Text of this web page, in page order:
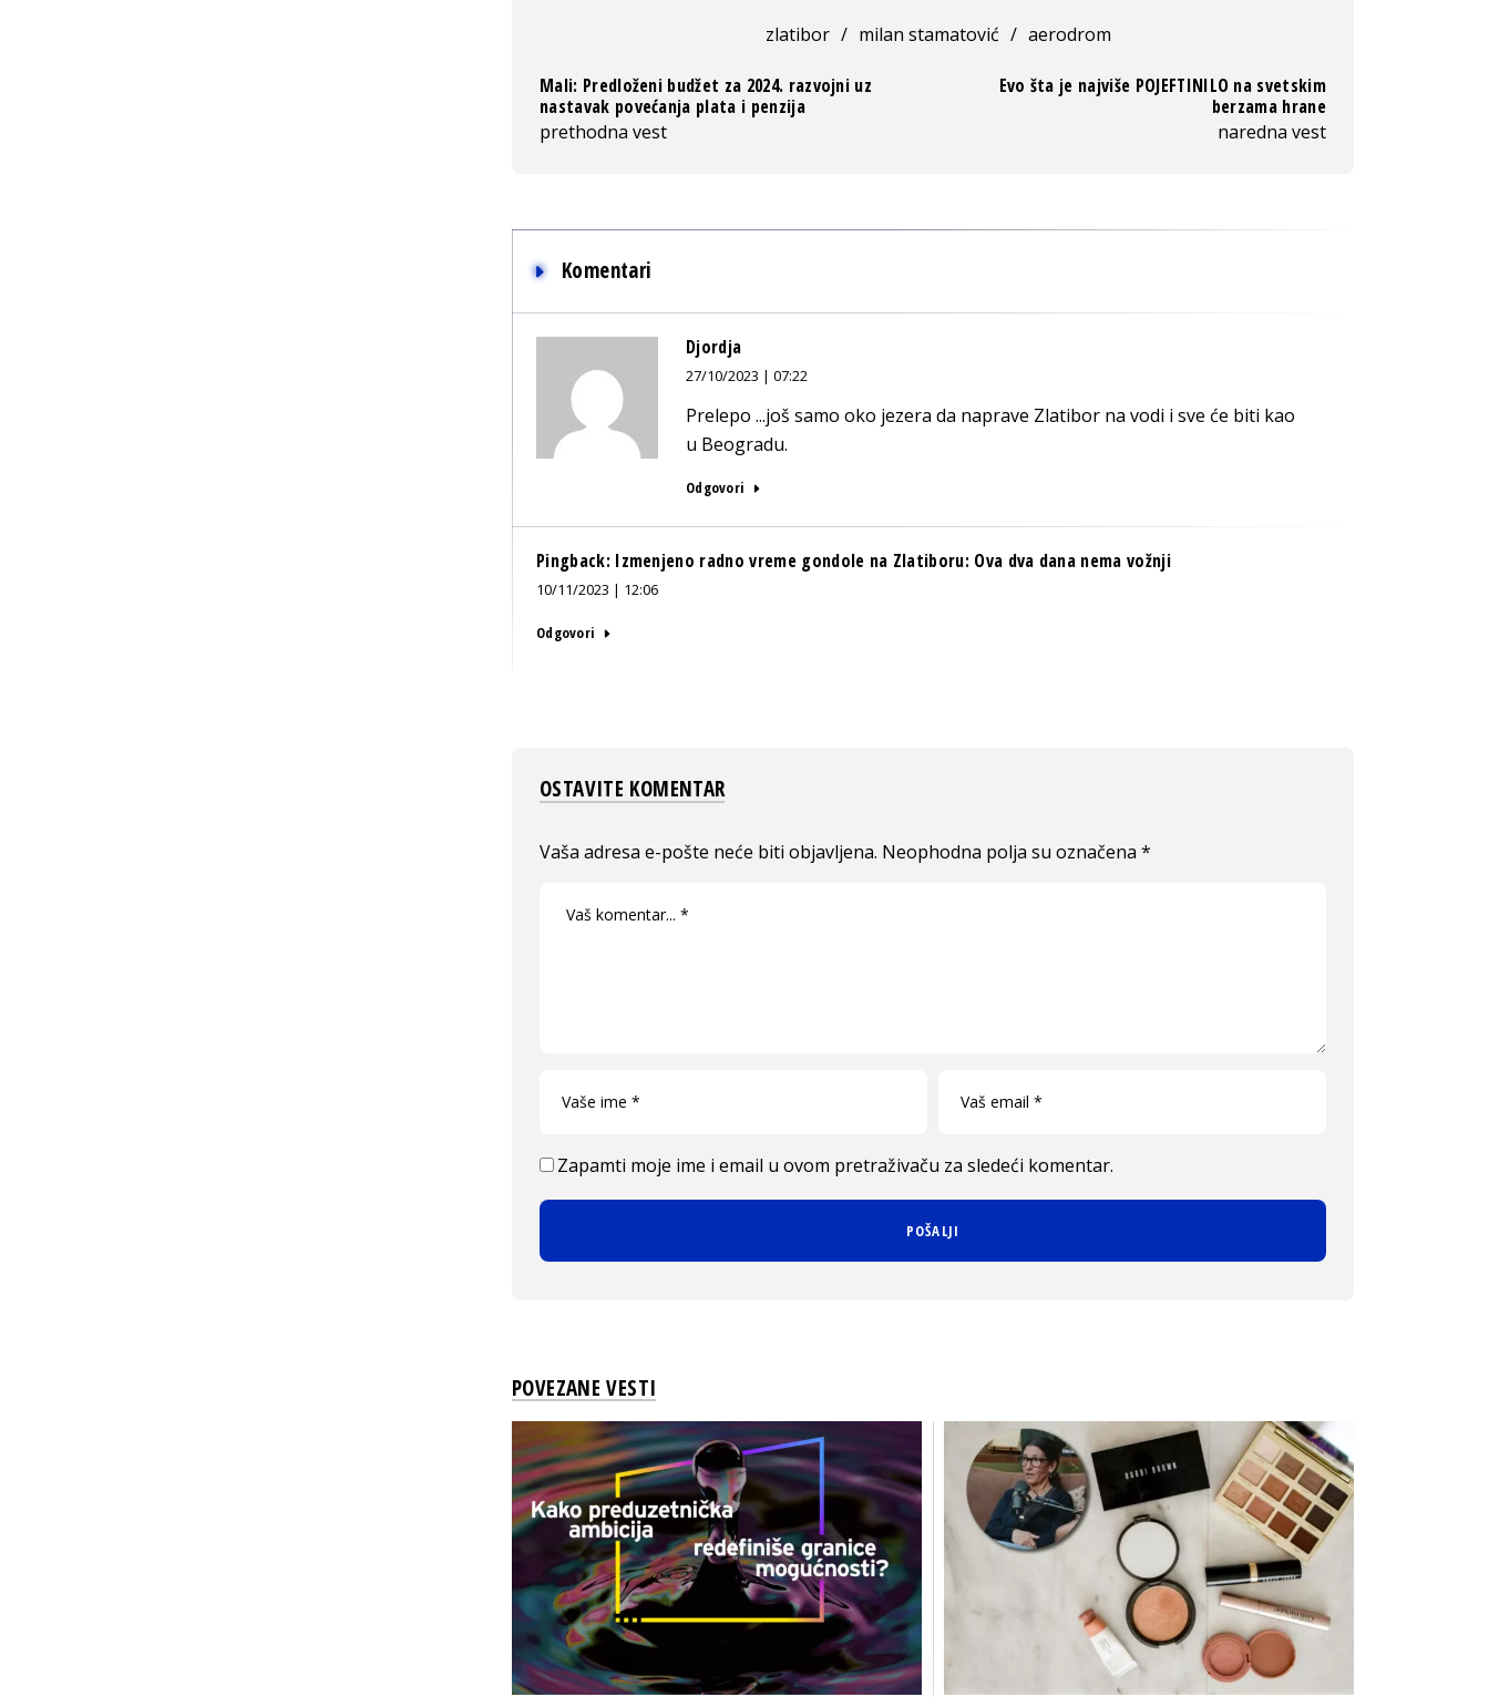
zlatibor / milan stamatović / aerodrom
Mali: Predloženi budžet za 2024. razvojni uz
nastavak povećanja plata i penzija
prethodna vest
Evo šta je najviše POJEFTINILO na svetskim
berzama hrane
naredna vest
Komentari
Djordja
27/10/2023 | 07:22
Prelepo ...još samo oko jezera da naprave Zlatibor na vodi i sve će biti kao
u Beogradu.
Odgovori
Pingback: Izmenjeno radno vreme gondole na Zlatiboru: Ova dva dana nema vožnji
10/11/2023 | 12:06
Odgovori
OSTAVITE KOMENTAR
Vaša adresa e-pošte neće biti objavljena. Neophodna polja su označena *
Zapamti moje ime i email u ovom pretraživaču za sledeći komentar.
POVEZANE VESTI